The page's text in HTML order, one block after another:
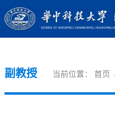
副教授 当前位置： 首页